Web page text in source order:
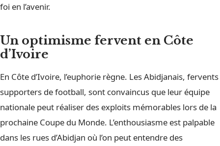
foi en l’avenir.
Un optimisme fervent en Côte
d’Ivoire
En Côte d’Ivoire, l’euphorie règne. Les Abidjanais, fervents
supporters de football, sont convaincus que leur équipe
nationale peut réaliser des exploits mémorables lors de la
prochaine Coupe du Monde. L’enthousiasme est palpable
dans les rues d’Abidjan où l’on peut entendre des